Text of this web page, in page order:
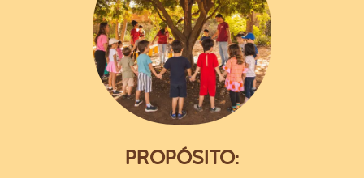
PROPÓSITO: